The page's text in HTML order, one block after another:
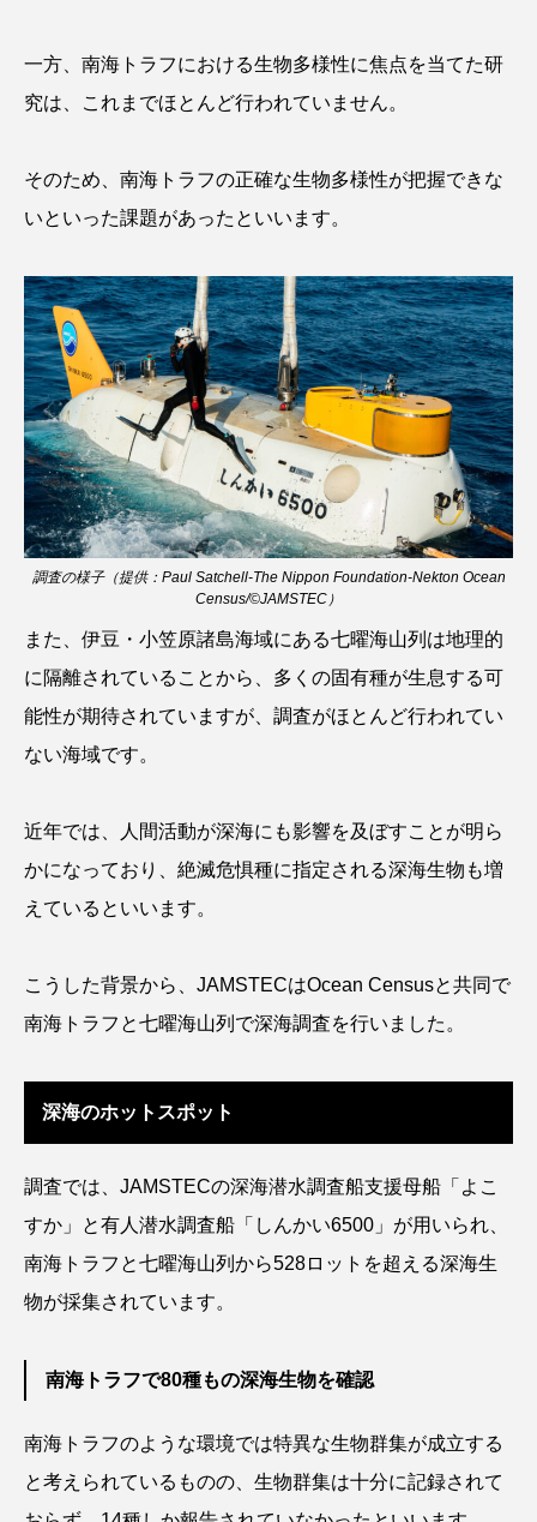
ケープペンギン ゲンゴロウ コイ
コウテイペンギン コオイムシ
コガタペンギン コガネスズメダイ
コチ
コトクラゲ コノシロ コバンザメ
コブシメ コブダイ コメツキガニ
コモレビクラゲ コモンイトギンポ
ゴトウタゴガエル ゴマフアザラシ ゴリ
ゴンズイ ゴールデンジェリーフィッシュ
サカナアパートメント サカナブックス
サクラアジ サクラエビ サクラダンゴウオ
サツオミシマ
サルシアクラゲ サルパ サワガニ
サーモン ザトウクジラ シクリッド
シャコガイ
シロザケ シロワニ ジンベエザメ
スクミリンゴガイ スズキ スッポン
スルメイカ ズワイガニ セイウチ
センニンガジ ソウギョ ソウダガツオ
一方、南海トラフにおける生物多様性に焦点を当てた研
究は、これまでほとんど行われていません。
そのため、南海トラフの正確な生物多様性が把握できな
いといった課題があったといいます。
調査の様子（提供：Paul Satchell-The Nippon Foundation-Nekton Ocean
Census/©JAMSTEC）
また、伊豆・小笠原諸島海域にある七曜海山列は地理的
に隔離されていることから、多くの固有種が生息する可
能性が期待されていますが、調査がほとんど行われてい
ない海域です。
近年では、人間活動が深海にも影響を及ぼすことが明ら
かになっており、絶滅危惧種に指定される深海生物も増
えているといいます。
こうした背景から、JAMSTECはOcean Censusと共同で
南海トラフと七曜海山列で深海調査を行いました。
深海のホットスポット
調査では、JAMSTECの深海潜水調査船支援母船「よこ
すか」と有人潜水調査船「しんかい6500」が用いられ、
南海トラフと七曜海山列から528ロットを超える深海生
物が採集されています。
南海トラフで80種もの深海生物を確認
南海トラフのような環境では特異な生物群集が成立する
と考えられているものの、生物群集は十分に記録されて